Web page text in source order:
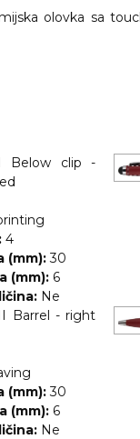
olovka sa
I Below clip -
4
(mm): 30
(mm): 6
Ne
Barrel - right
(mm): 30
(mm): 6
Ne